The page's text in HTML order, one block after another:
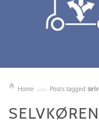
Home Posts tagged